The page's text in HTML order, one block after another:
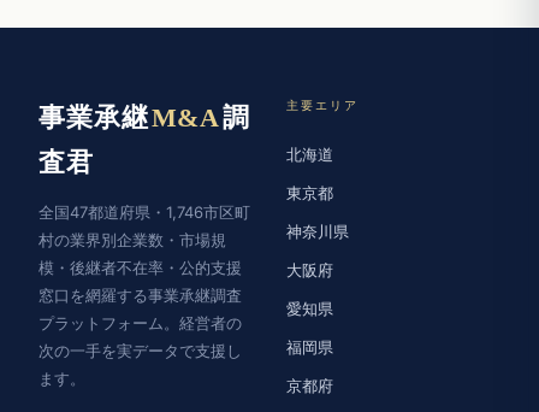
事業承継M&A調
査君
全国47都道府県・1,746市区町
村の業界別企業数・市場規
模・後継者不在率・公的支援
窓口を網羅する事業承継調査
プラットフォーム。経営者の
次の一手を実データで支援し
ます。
主要エリア
北海道
東京都
神奈川県
大阪府
愛知県
福岡県
京都府